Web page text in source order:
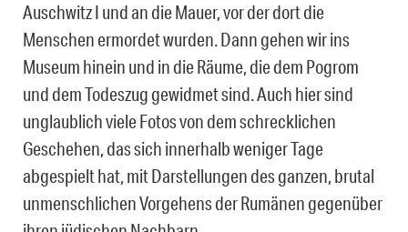
Auschwitz I und an die Mauer, vor der dort die
Menschen ermordet wurden. Dann gehen wir ins
Museum hinein und in die Räume, die dem Pogrom
und dem Todeszug gewidmet sind. Auch hier sind
unglaublich viele Fotos von dem schrecklichen
Geschehen, das sich innerhalb weniger Tage
abgespielt hat, mit Darstellungen des ganzen, brutal
unmenschlichen Vorgehens der Rumänen gegenüber